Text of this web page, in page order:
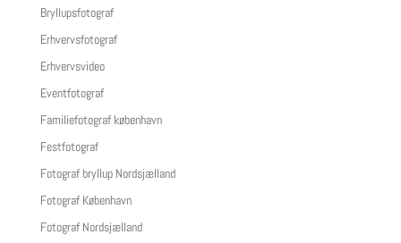
Bryllupsfotograf
Erhvervsfotograf
Erhvervsvideo
Eventfotograf
Familiefotograf københavn
Festfotograf
Fotograf bryllup Nordsjælland
Fotograf København
Fotograf Nordsjælland